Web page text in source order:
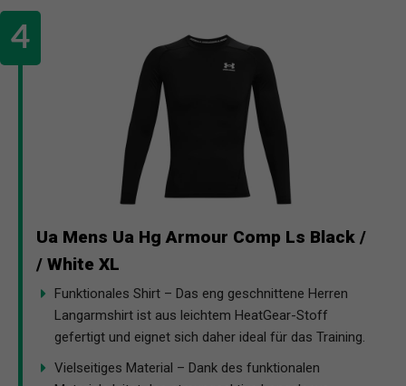
Ua Mens Ua Hg Armour Comp Ls Black /
/ White XL
Funktionales Shirt – Das eng geschnittene Herren
Langarmshirt ist aus leichtem HeatGear-Stoff
gefertigt und eignet sich daher ideal für das Training.
Vielseitiges Material – Dank des funktionalen